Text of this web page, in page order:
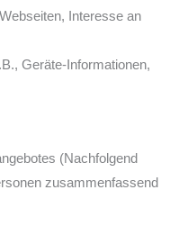
Interesse an
Geräte-Informationen,
(Nachfolgend
zusammenfassend